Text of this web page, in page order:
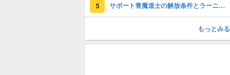
5 サポート青魔道士の解放条件とラーニング方法や場所
もっとみる